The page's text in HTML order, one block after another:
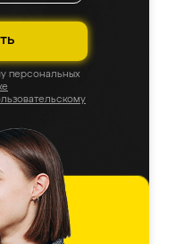
персональных